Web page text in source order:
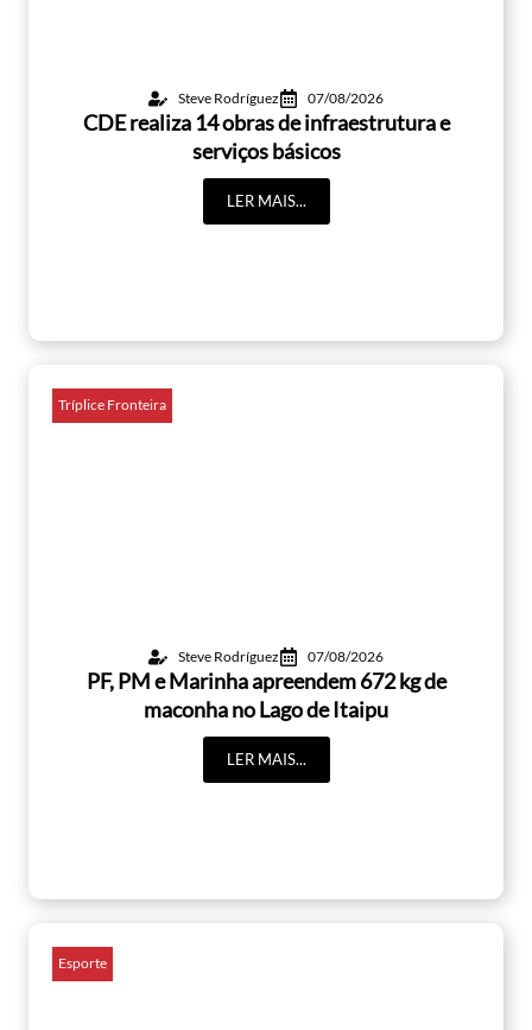
Steve Rodríguez 07/08/2026
CDE realiza 14 obras de infraestrutura e
serviços básicos
LER MAIS...
Tríplice Fronteira
Steve Rodríguez 07/08/2026
PF, PM e Marinha apreendem 672 kg de
maconha no Lago de Itaipu
LER MAIS...
Esporte